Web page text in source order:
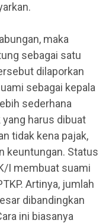
maka
sebagai satu
dilaporkan
sebagai kepala
sederhana
harus dibuat
tidak kena pajak,
keuntungan. Status
I membuat suami
Artinya, jumlah
dibandingkan
ini biasanya